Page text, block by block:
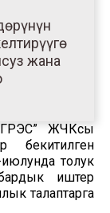
жана
ГРЭС” ЖЧКсы
бекитилген
толук
иштер
талаптарга